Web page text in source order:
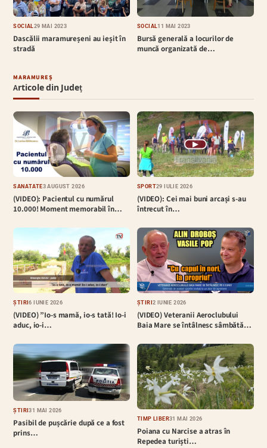
SOCIAL 29 MAI 2023
Dascălii maramureșeni au ieșit în
stradă
SOCIAL11 MAI 2023
Bursă generală a locurilor de
muncă organizată de…
MARAMUREȘ
Articole din Județ
SĂNĂTATE3 AUGUST 2026
(VIDEO): Pacientul cu numărul
10.000! Moment memorabil în…
▶
SPORT29 IULIE 2026
(VIDEO): Cei mai buni arcași s-au
întrecut în…
ȘTIRI6 IUNIE 2026
(VIDEO) ”Io-s mamă, io-s tată! Io-i
aduc, io-i…
ȘTIRI2 IUNIE 2026
(VIDEO) Veteranii Aeroclubului
Baia Mare se întâlnesc sâmbătă…
ȘTIRI31 MAI 2026
Pasibil de pușcărie după ce a fost
prins…
TIMP LIBER31 MAI 2026
Poiana cu Narcise a atras în
Repedea turiști…